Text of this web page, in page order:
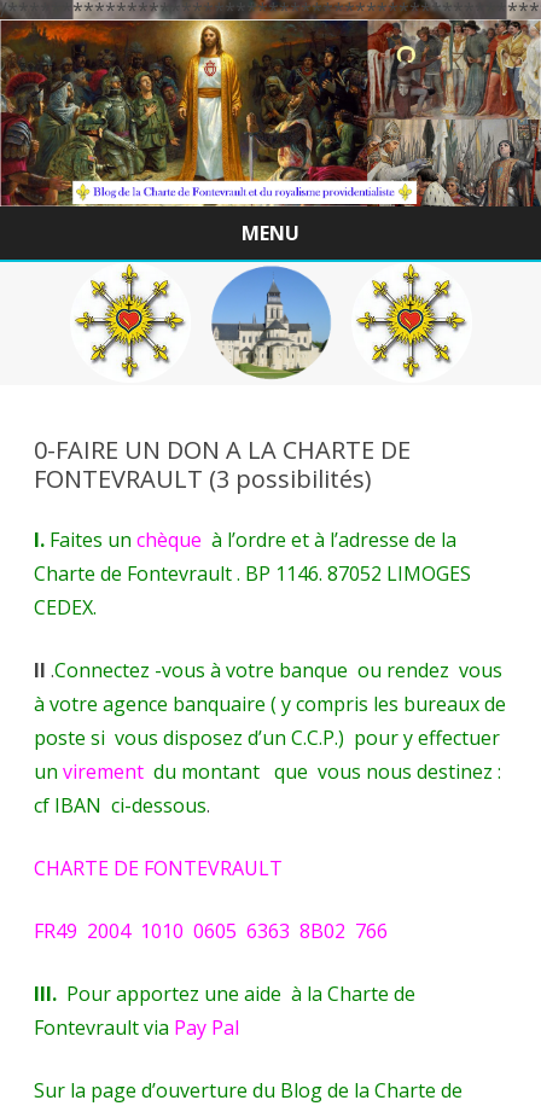
/
MENU
Skip
to
content
0-FAIRE UN DON A LA CHARTE DE
FONTEVRAULT (3 possibilités)
I. Faites un chèque à l’ordre et à l’adresse de la
Charte de Fontevrault . BP 1146. 87052 LIMOGES
CEDEX.
II .Connectez -vous à votre banque ou rendez vous
à votre agence banquaire ( y compris les bureaux de
poste si vous disposez d’un C.C.P.) pour y effectuer
un virement du montant que vous nous destinez :
cf IBAN ci-dessous.
CHARTE DE FONTEVRAULT
FR49 2004 1010 0605 6363 8B02 766
III. Pour apportez une aide à la Charte de
Fontevrault via Pay Pal
Sur la page d’ouverture du Blog de la Charte de